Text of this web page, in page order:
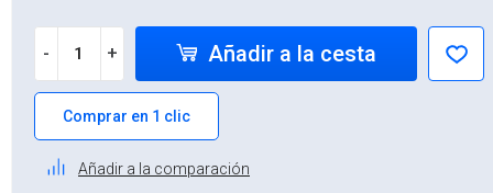
- + Añadir a la cesta
Comprar en 1 clic
Añadir a la comparación